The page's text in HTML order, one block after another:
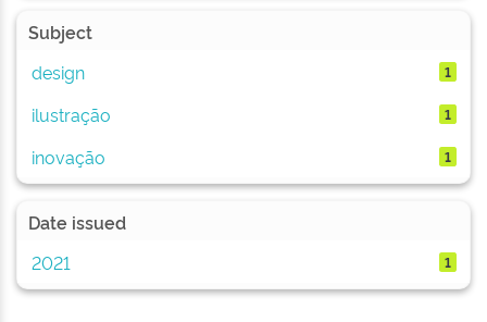
Subject
design
1
ilustração 1
inovação 1
Date issued
2021
1